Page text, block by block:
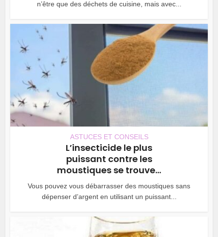
n’être que des déchets de cuisine, mais avec...
ASTUCES ET CONSEILS
L’insecticide le plus
puissant contre les
moustiques se trouve...
Vous pouvez vous débarrasser des moustiques sans
dépenser d’argent en utilisant un puissant...